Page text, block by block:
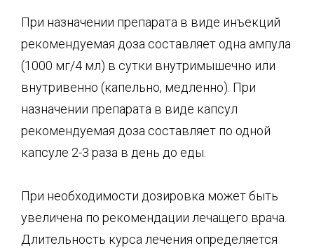
При назначении препарата в виде инъекций
рекомендуемая доза составляет одна ампула
(1000 мг/4 мл) в сутки внутримышечно или
внутривенно (капельно, медленно). При
назначении препарата в виде капсул
рекомендуемая доза составляет по одной
капсуле 2-3 раза в день до еды.
При необходимости дозировка может быть
увеличена по рекомендации лечащего врача.
Длительность курса лечения определяется